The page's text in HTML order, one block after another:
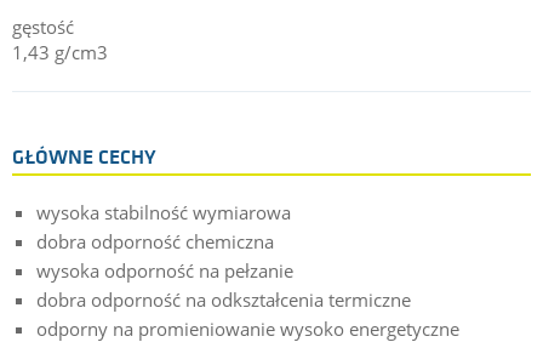
gęstość
1,43 g/cm3
GŁÓWNE CECHY
wysoka stabilność wymiarowa
dobra odporność chemiczna
wysoka odporność na pełzanie
dobra odporność na odkształcenia termiczne
odporny na promieniowanie wysoko energetyczne